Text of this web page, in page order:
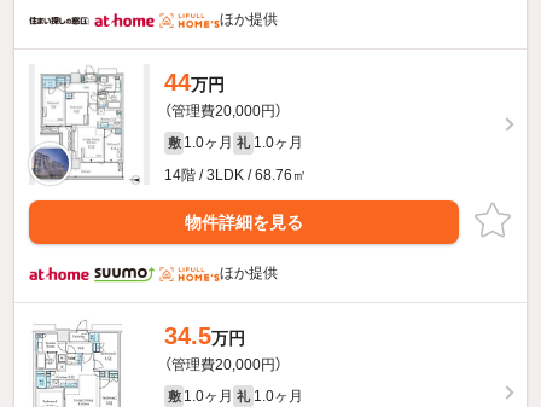
ほか提供
44万円
（管理費20,000円）
敷 1.0ヶ月 礼 1.0ヶ月
14階 / 3LDK / 68.76㎡
物件詳細を見る
ほか提供
34.5万円
（管理費20,000円）
敷 1.0ヶ月 礼 1.0ヶ月